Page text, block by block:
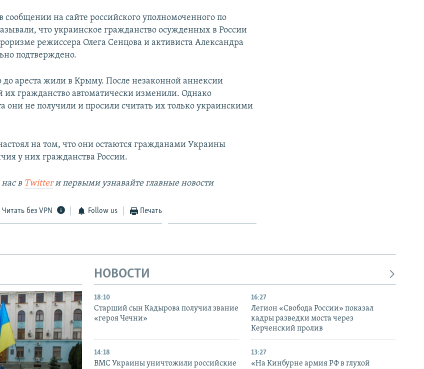
сообщении на сайте российского уполномоченного по
что украинское гражданство осужденных в России
режиссера Олега Сенцова и активиста Александра
подтверждено.
до ареста жили в Крыму. После незаконной аннексии
их гражданство автоматически изменили. Однако
они не получили и просили считать их только украинскими
на том, что они остаются гражданами Украины
у них гражданства России.
в Twitterи первыми узнавайте главные новости
Читать без VPN Follow us Печать
НОВОСТИ
18:10
Старший сын Кадырова получил звание
«героя Чечни»
16:27
Легион «Свобода России» показал
кадры разведки моста через
Керченский пролив
14:18
ВМС Украины уничтожили российские
13:27
«На Кинбурне армия РФ в глухой